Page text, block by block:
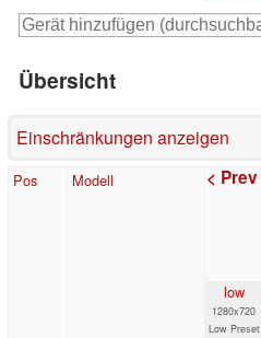
Übersicht
Einschränkungen anzeigen
Pos Modell < Prev
low
1280x720
Low Preset